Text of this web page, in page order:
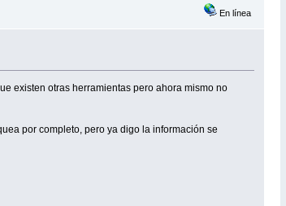
En línea
existen otras herramientas pero ahora mismo no
por completo, pero ya digo la información se